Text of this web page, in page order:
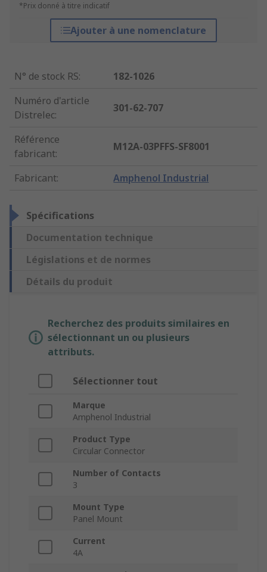
*Prix donné à titre indicatif
Ajouter à une nomenclature
N° de stock RS:
182-1026
Numéro d'article
Distrelec:
301-62-707
Référence
fabricant:
M12A-03PFFS-SF8001
Fabricant: Amphenol Industrial
Spécifications
Documentation technique
Législations et de normes
Détails du produit
Recherchez des produits similaires en
sélectionnant un ou plusieurs
attributs.
Sélectionner tout
Marque
Amphenol Industrial
Product Type
Circular Connector
Number of Contacts
3
Mount Type
Panel Mount
Current
4A